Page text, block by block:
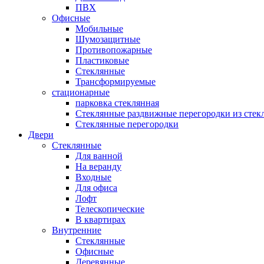
ПВХ
Офисные
Мобильные
Шумозащитные
Противопожарные
Пластиковые
Стеклянные
Трансформируемые
стационарные
парковка стеклянная
Стеклянные раздвижные перегородки из
Стеклянные перегородки
Двери
Стеклянные
Для ванной
На веранду
Входные
Для офиса
Лофт
Телескопические
В квартирах
Внутренние
Стеклянные
Офисные
Деревянные